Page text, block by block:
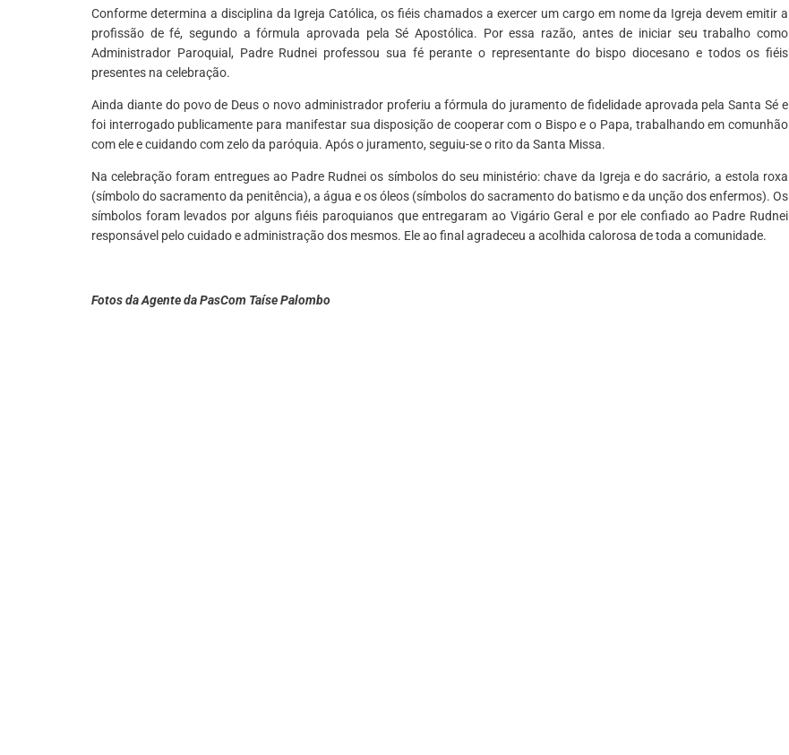
Conforme determina a disciplina da Igreja Católica, os fiéis chamados a exercer um cargo em nome da Igreja devem emitir a
profissão de fé, segundo a fórmula aprovada pela Sé Apostólica. Por essa razão, antes de iniciar seu trabalho como
Administrador Paroquial, Padre Rudnei professou sua fé perante o representante do bispo diocesano e todos os fiéis
presentes na celebração.
Ainda diante do povo de Deus o novo administrador proferiu a fórmula do juramento de fidelidade aprovada pela Santa Sé e
foi interrogado publicamente para manifestar sua disposição de cooperar com o Bispo e o Papa, trabalhando em comunhão
com ele e cuidando com zelo da paróquia. Após o juramento, seguiu-se o rito da Santa Missa.
Na celebração foram entregues ao Padre Rudnei os símbolos do seu ministério: chave da Igreja e do sacrário, a estola roxa
(símbolo do sacramento da penitência), a água e os óleos (símbolos do sacramento do batismo e da unção dos enfermos). Os
símbolos foram levados por alguns fiéis paroquianos que entregaram ao Vigário Geral e por ele confiado ao Padre Rudnei
responsável pelo cuidado e administração dos mesmos. Ele ao final agradeceu a acolhida calorosa de toda a comunidade.
Fotos da Agente da PasCom Taíse Palombo